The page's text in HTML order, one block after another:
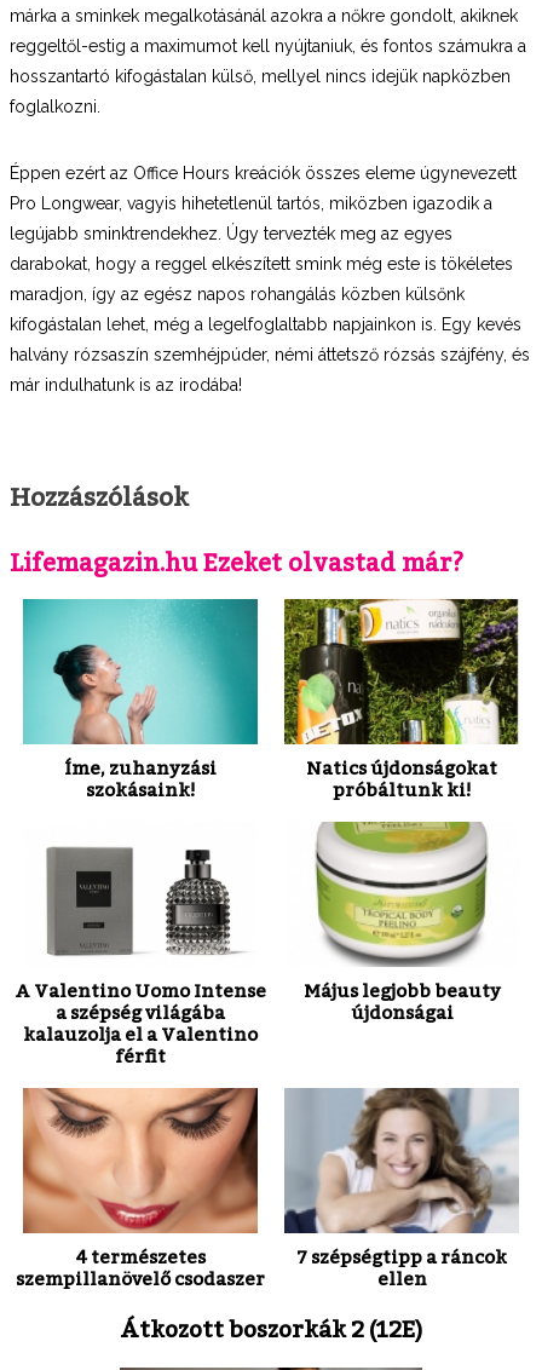
márka a sminkek megalkotásánál azokra a nőkre gondolt, akiknek
reggeltől-estig a maximumot kell nyújtaniuk, és fontos számukra a
hosszantartó kifogástalan külső, mellyel nincs idejük napközben
foglalkozni.
Éppen ezért az Office Hours kreációk összes eleme úgynevezett
Pro Longwear, vagyis hihetetlenül tartós, miközben igazodik a
legújabb sminktrendekhez. Úgy tervezték meg az egyes
darabokat, hogy a reggel elkészített smink még este is tökéletes
maradjon, így az egész napos rohangálás közben külsőnk
kifogástalan lehet, még a legelfoglaltabb napjainkon is. Egy kevés
halvány rózsaszín szemhéjpúder, némi áttetsző rózsás szájfény, és
már indulhatunk is az irodába!
Hozzászólások
Lifemagazin.hu Ezeket olvastad már?
Íme, zuhanyzási
szokásaink!
Natics újdonságokat
próbáltunk ki!
A Valentino Uomo Intense
a szépség világába
kalauzolja el a Valentino
férfit
Május legjobb beauty
újdonságai
4 természetes
szempillanövelő csodaszer
7 szépségtipp a ráncok
ellen
Átkozott boszorkák 2 (12E)